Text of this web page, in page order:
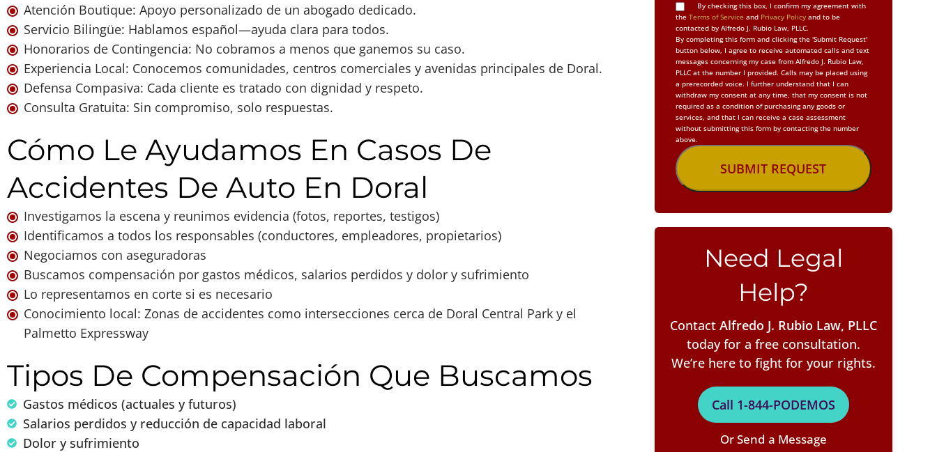
Atención Boutique: Apoyo personalizado de un abogado dedicado.
Servicio Bilingüe: Hablamos español—ayuda clara para todos.
Honorarios de Contingencia: No cobramos a menos que ganemos su caso.
Experiencia Local: Conocemos comunidades, centros comerciales y avenidas principales de Doral.
Defensa Compasiva: Cada cliente es tratado con dignidad y respeto.
Consulta Gratuita: Sin compromiso, solo respuestas.
Cómo Le Ayudamos En Casos De
Accidentes De Auto En Doral
Investigamos la escena y reunimos evidencia (fotos, reportes, testigos)
Identificamos a todos los responsables (conductores, empleadores, propietarios)
Negociamos con aseguradoras
Buscamos compensación por gastos médicos, salarios perdidos y dolor y sufrimiento
Lo representamos en corte si es necesario
Conocimiento local: Zonas de accidentes como intersecciones cerca de Doral Central Park y el
Palmetto Expressway
Tipos De Compensación Que Buscamos
Gastos médicos (actuales y futuros)
Salarios perdidos y reducción de capacidad laboral
Dolor y sufrimiento
By checking this box, I confirm my agreement with
the Terms of Serviceand Privacy Policyand to be
contacted by Alfredo J. Rubio Law, PLLC.
By completing this form and clicking the 'Submit Request'
button below, I agree to receive automated calls and text
messages concerning my case from Alfredo J. Rubio Law,
PLLC at the number I provided. Calls may be placed using
a prerecorded voice. I further understand that I can
withdraw my consent at any time, that my consent is not
required as a condition of purchasing any goods or
services, and that I can receive a case assessment
without submitting this form by contacting the number
above.
Need Legal
Help?
Contact Alfredo J. Rubio Law, PLLC
today for a free consultation.
We’re here to fight for your rights.
Call 1-844-PODEMOS
Or Send a Message